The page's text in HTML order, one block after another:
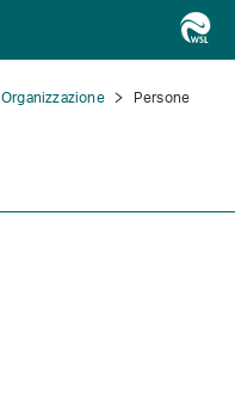
Organizzazione Persone